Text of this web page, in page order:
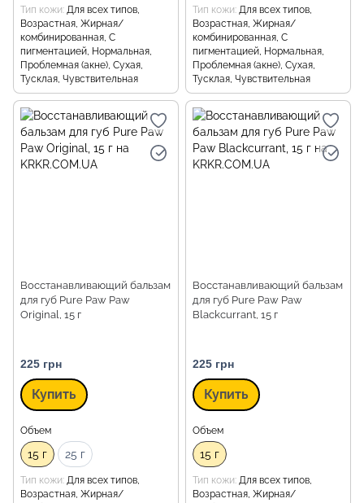
Тип кожи Для всех типов,
Возрастная, Жирная/
комбинированная, С
пигментацией, Нормальная,
Проблемная (акне), Сухая,
Тусклая, Чувствительная
Тип кожи Для всех типов,
Возрастная, Жирная/
комбинированная, С
пигментацией, Нормальная,
Проблемная (акне), Сухая,
Тусклая, Чувствительная
Восстанавливающий бальзам
для губ Pure Paw Paw
Original, 15 г
225 грн
Купить
Объем
15 г 25 г
Тип кожи Для всех типов,
Возрастная, Жирная/
Восстанавливающий бальзам
для губ Pure Paw Paw
Blackcurrant, 15 г
225 грн
Купить
Объем
15 г
Тип кожи Для всех типов,
Возрастная, Жирная/